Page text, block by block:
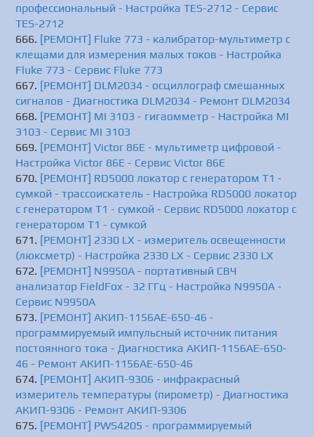
профессиональный - Настройка TES-2712 - Сервис
TES-2712
[РЕМОНТ] Fluke 773 - калибратор-мультиметр с
клещами для измерения малых токов - Настройка
Fluke 773 - Сервис Fluke 773
[РЕМОНТ] DLM2034 - осциллограф смешанных
сигналов - Диагностика DLM2034 - Ремонт DLM2034
[РЕМОНТ] MI 3103 - гигаомметр - Настройка MI
3103 - Сервис MI 3103
[РЕМОНТ] Victor 86E - мультиметр цифровой -
Настройка Victor 86E - Сервис Victor 86E
[РЕМОНТ] RD5000 локатор с генератором T1 -
сумкой - трассоискатель - Настройка RD5000 локатор
с генератором T1 - сумкой - Сервис RD5000 локатор с
генератором T1 - сумкой
[РЕМОНТ] 2330 LX - измеритель освещенности
(люксметр) - Настройка 2330 LX - Сервис 2330 LX
[РЕМОНТ] N9950A - портативный СВЧ
анализатор FieldFox - 32 ГГц - Настройка N9950A -
Сервис N9950A
[РЕМОНТ] АКИП-1156АЕ-650-46 -
программируемый импульсный источник питания
постоянного тока - Диагностика АКИП-1156АЕ-650-
46 - Ремонт АКИП-1156АЕ-650-46
[РЕМОНТ] АКИП-9306 - инфракрасный
измеритель температуры (пирометр) - Диагностика
АКИП-9306 - Ремонт АКИП-9306
[РЕМОНТ] PWS4205 - программируемый